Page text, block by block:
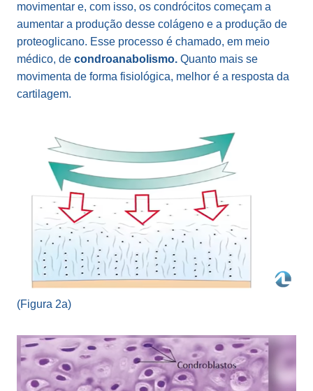
movimentar e, com isso, os condrócitos começam a
aumentar a produção desse colágeno e a produção de
proteoglicano. Esse processo é chamado, em meio
médico, de condroanabolismo. Quanto mais se
movimenta de forma fisiológica, melhor é a resposta da
cartilagem.
(Figura 2a)